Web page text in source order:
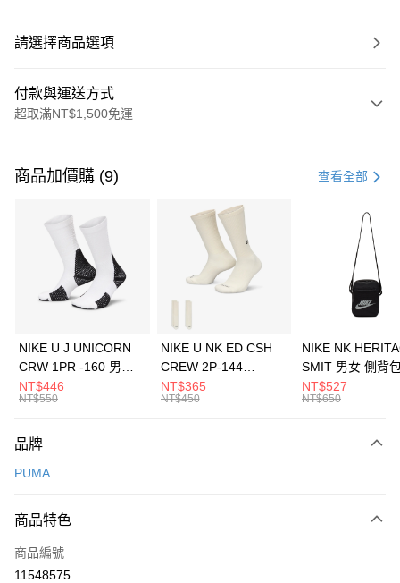
請選擇商品選項
付款與運送方式
超取滿NT$1,500免運
信用卡一次付款
3 期 0 利率 每期 21家銀行
合作金庫商業銀行
第一商業銀行
華南商業銀行
彰化商業銀行
上海商業儲蓄銀行
元大商業銀行
台灣樂天信用卡公司
Apple Pay
全盈+PAY
AFTEE先享後付
【關於「AFTEE先享後付」】
便利好安心！
３．安心：先確認商品／服務後，再付款。
【「AFTEE先享後付」結帳流程】
１．於結帳方式選擇「AFTEE先享後付」後，將跳轉至「AFTEE先享後付」
運送方式
每筆NT$100，滿NT$1,500(含以上)免運費
宅配
每筆NT$100，滿NT$1,500(含以上)免運費
商品加價購 (9) 查看全部
NIKE U J UNICORN
CRW 1PR -160 男女
中統襪 FZ3393100
NT$446
NT$550
NIKE U NK ED CSH
CREW 2P-144
EMBRDY 男女 短統襪
FZ3073133
NT$365
NT$450
NIKE NK
SMIT 男女 側背
BA5871010
NT$527
NT$650
品牌
PUMA
商品特色
商品編號
11548575